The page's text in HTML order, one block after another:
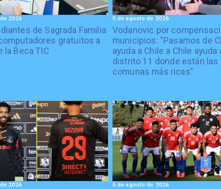
de Sagrada Familia
gratuitos a
la Beca TIC
2026
Vodanovic por
municipios: "Pasamos de
ayuda a Chile a Chile ayuda
distrito 11 donde están las
comunas más ricas"
5 de agosto de 2026
2026 5 de agosto de 2026